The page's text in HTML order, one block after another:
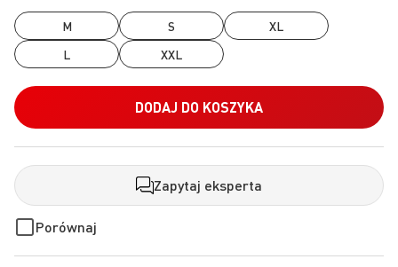
M S
XL
L
XXL
DODAJ DO KOSZYKA
Zapytaj eksperta
Porównaj